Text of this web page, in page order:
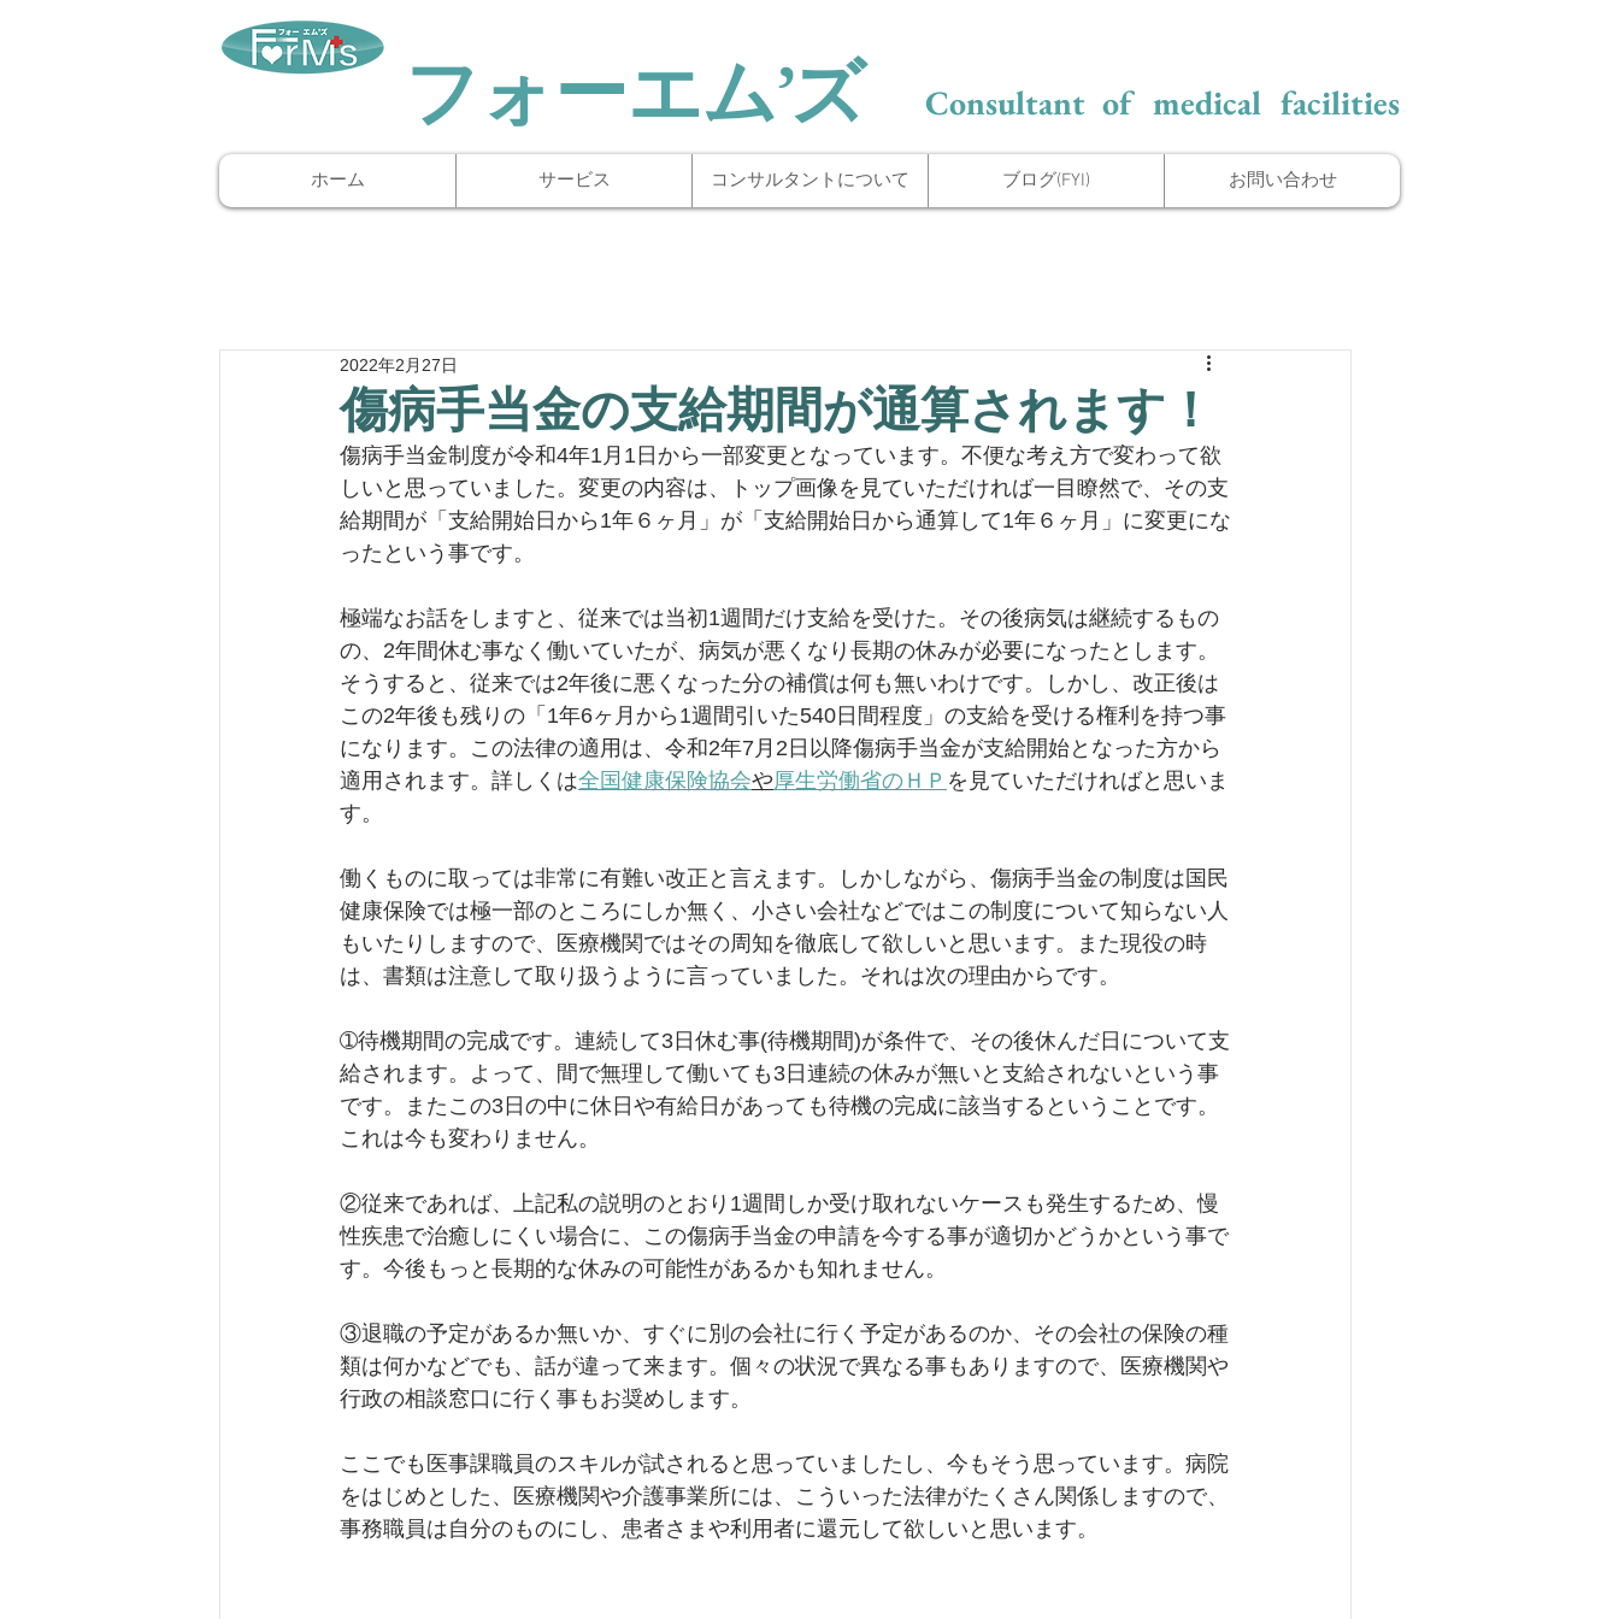
​フォーエム’ズ Consultant of medical facilities
ホーム サービス コンサルタントについて ブログ(FYI) お問い合わせ
傷病手当金の支給期間が通算されます！
2022年2月27日
傷病手当金制度が令和4年1月1日から一部変更となっています。不便な考え方で変わって欲
しいと思っていました。変更の内容は、トップ画像を見ていただければ一目瞭然で、その支
給期間が「支給開始日から1年６ヶ月」が「支給開始日から通算して1年６ヶ月」に変更にな
ったという事です。
極端なお話をしますと、従来では当初1週間だけ支給を受けた。その後病気は継続するもの
の、2年間休む事なく働いていたが、病気が悪くなり長期の休みが必要になったとします。
そうすると、従来では2年後に悪くなった分の補償は何も無いわけです。しかし、改正後は
この2年後も残りの「1年6ヶ月から1週間引いた540日間程度」の支給を受ける権利を持つ事
になります。この法律の適用は、令和2年7月2日以降傷病手当金が支給開始となった方から
適用されます。詳しくは全国健康保険協会や厚生労働省のＨＰ を見ていただければと思いま
す。
働くものに取っては非常に有難い改正と言えます。しかしながら、傷病手当金の制度は国民
健康保険では極一部のところにしか無く、小さい会社などではこの制度について知らない人
もいたりしますので、医療機関ではその周知を徹底して欲しいと思います。また現役の時
は、書類は注意して取り扱うように言っていました。それは次の理由からです。
➀待機期間の完成です。連続して3日休む事(待機期間)が条件で、その後休んだ日について支
給されます。よって、間で無理して働いても3日連続の休みが無いと支給されないという事
です。またこの3日の中に休日や有給日があっても待機の完成に該当するということです。
これは今も変わりません。
②従来であれば、上記私の説明のとおり1週間しか受け取れないケースも発生するため、慢
性疾患で治癒しにくい場合に、この傷病手当金の申請を今する事が適切かどうかという事で
す。今後もっと長期的な休みの可能性があるかも知れません。
③退職の予定があるか無いか、すぐに別の会社に行く予定があるのか、その会社の保険の種
類は何かなどでも、話が違って来ます。個々の状況で異なる事もありますので、医療機関や
行政の相談窓口に行く事もお奨めします。
ここでも医事課職員のスキルが試されると思っていましたし、今もそう思っています。病院
をはじめとした、医療機関や介護事業所には、こういった法律がたくさん関係しますので、
事務職員は自分のものにし、患者さまや利用者に還元して欲しいと思います。